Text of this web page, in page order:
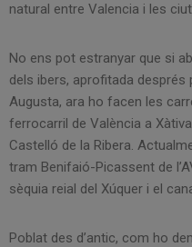
natural entre Valencia i les
No ens pot estranyar que si
dels ibers, aprofitada
Augusta, ara ho facen les
ferrocarril de València a
Castelló de la Ribera.
tram Benifaió-Picassent de
sèquia reial del Xúquer i el
Poblat des d’antic, com ho